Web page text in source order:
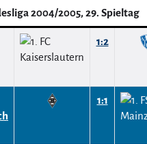
2004/2005, 29. Spieltag
1:2
1:1